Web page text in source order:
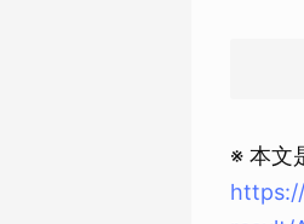
※ 本文